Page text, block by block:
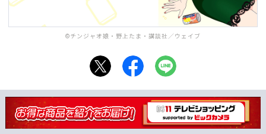
©チンジャオ娘・野上たま・講談社／ウェイブ